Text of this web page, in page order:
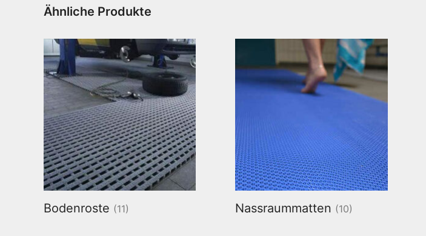
Ähnliche Produkte
Bodenroste (11) Nassraummatten (10)